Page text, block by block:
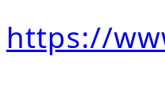
https://